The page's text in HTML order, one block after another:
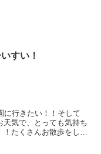
すい！
に行きたい！！そして
天気で、とっても気持ち
！たくさんお散歩をした